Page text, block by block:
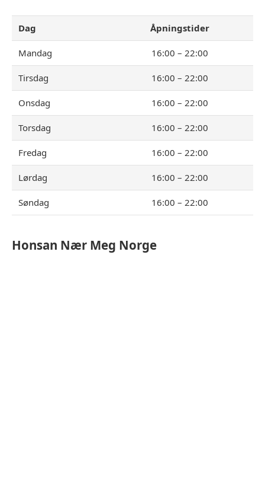
Dag Åpningstider
Mandag 16:00 – 22:00
Tirsdag 16:00 – 22:00
Onsdag 16:00 – 22:00
Torsdag 16:00 – 22:00
Fredag 16:00 – 22:00
Lørdag 16:00 – 22:00
Søndag 16:00 – 22:00
Honsan Nær Meg Norge